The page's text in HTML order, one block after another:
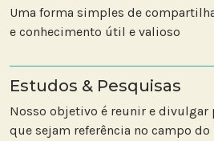
Uma forma simples de
e conhecimento útil e valioso
Estudos & Pesquisas
Nosso objetivo é reunir e divulgar
que sejam referência no campo